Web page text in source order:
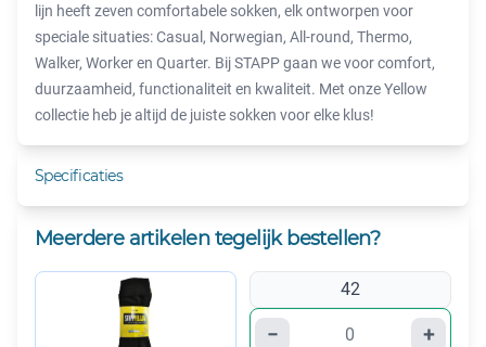
lijn heeft zeven comfortabele sokken, elk ontworpen voor
speciale situaties: Casual, Norwegian, All-round, Thermo,
Walker, Worker en Quarter. Bij STAPP gaan we voor comfort,
duurzaamheid, functionaliteit en kwaliteit. Met onze Yellow
collectie heb je altijd de juiste sokken voor elke klus!
Specificaties
Meerdere artikelen tegelijk bestellen?
42
− +